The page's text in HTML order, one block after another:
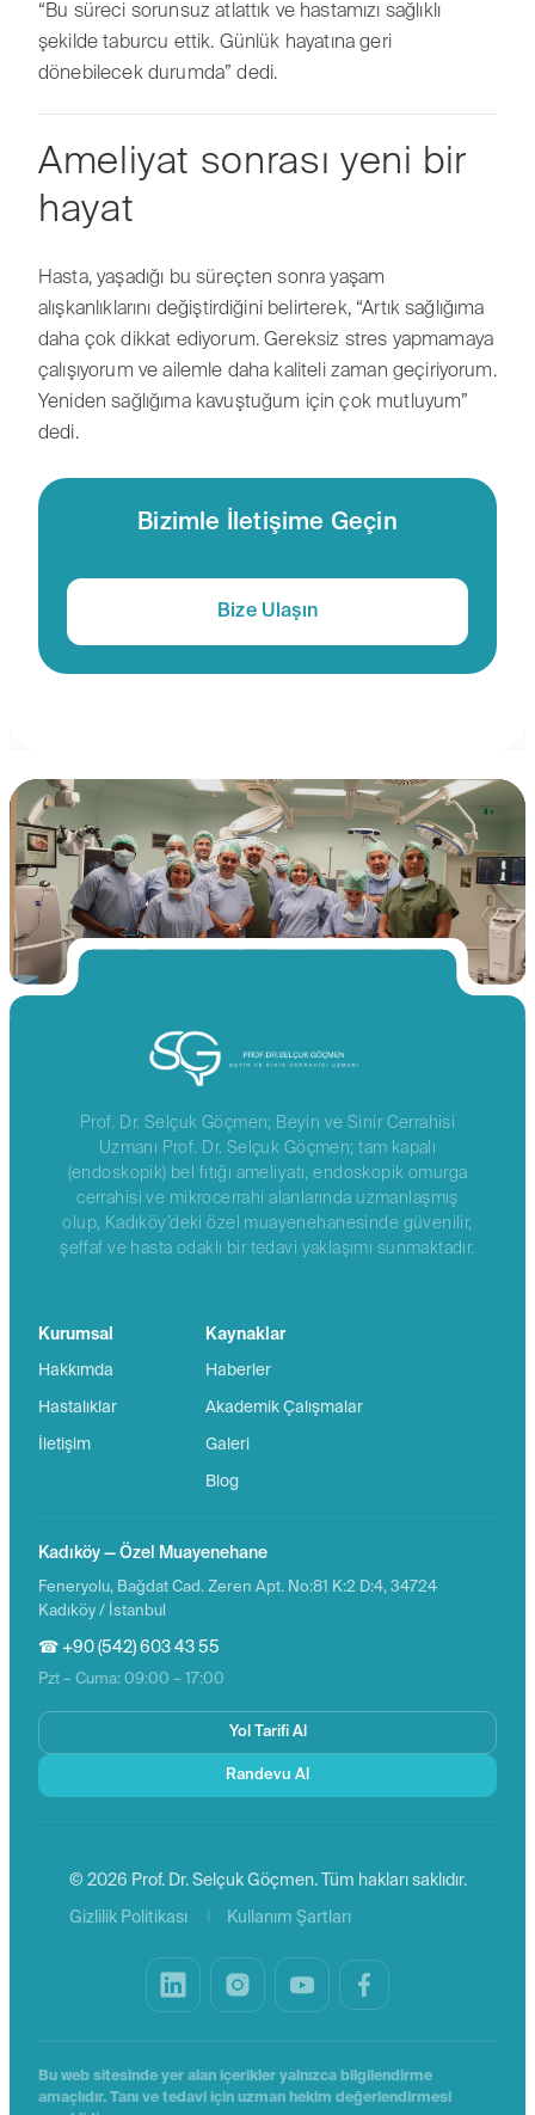
“Bu süreci sorunsuz atlattık ve hastamızı sağlıklı
şekilde taburcu ettik. Günlük hayatına geri
dönebilecek durumda” dedi.
Ameliyat sonrası yeni bir
hayat
Hasta, yaşadığı bu süreçten sonra yaşam
alışkanlıklarını değiştirdiğini belirterek, “Artık sağlığıma
daha çok dikkat ediyorum. Gereksiz stres yapmamaya
çalışıyorum ve ailemle daha kaliteli zaman geçiriyorum.
Yeniden sağlığıma kavuştuğum için çok mutluyum”
dedi.
Bizimle İletişime Geçin
Bize Ulaşın
Prof. Dr. Selçuk Göçmen; Beyin ve Sinir Cerrahisi
Uzmanı Prof. Dr. Selçuk Göçmen; tam kapalı
(endoskopik) bel fıtığı ameliyatı, endoskopik omurga
cerrahisi ve mikrocerrahi alanlarında uzmanlaşmış
olup, Kadıköy’deki özel muayenehanesinde güvenilir,
şeffaf ve hasta odaklı bir tedavi yaklaşımı sunmaktadır.
Kurumsal
Hakkımda
Hastalıklar
İletişim
Kaynaklar
Haberler
Akademik Çalışmalar
Galeri
Blog
Kadıköy — Özel Muayenehane
Feneryolu, Bağdat Cad. Zeren Apt. No:81 K:2 D:4, 34724
Kadıköy / İstanbul
☎ +90 (542) 603 43 55
Pzt – Cuma: 09:00 – 17:00
Yol Tarifi Al
Randevu Al
© 2026 Prof. Dr. Selçuk Göçmen. Tüm hakları saklıdır.
Gizlilik Politikası Kullanım Şartları
Bu web sitesinde yer alan içerikler yalnızca bilgilendirme
amaçlıdır. Tanı ve tedavi için uzman hekim değerlendirmesi